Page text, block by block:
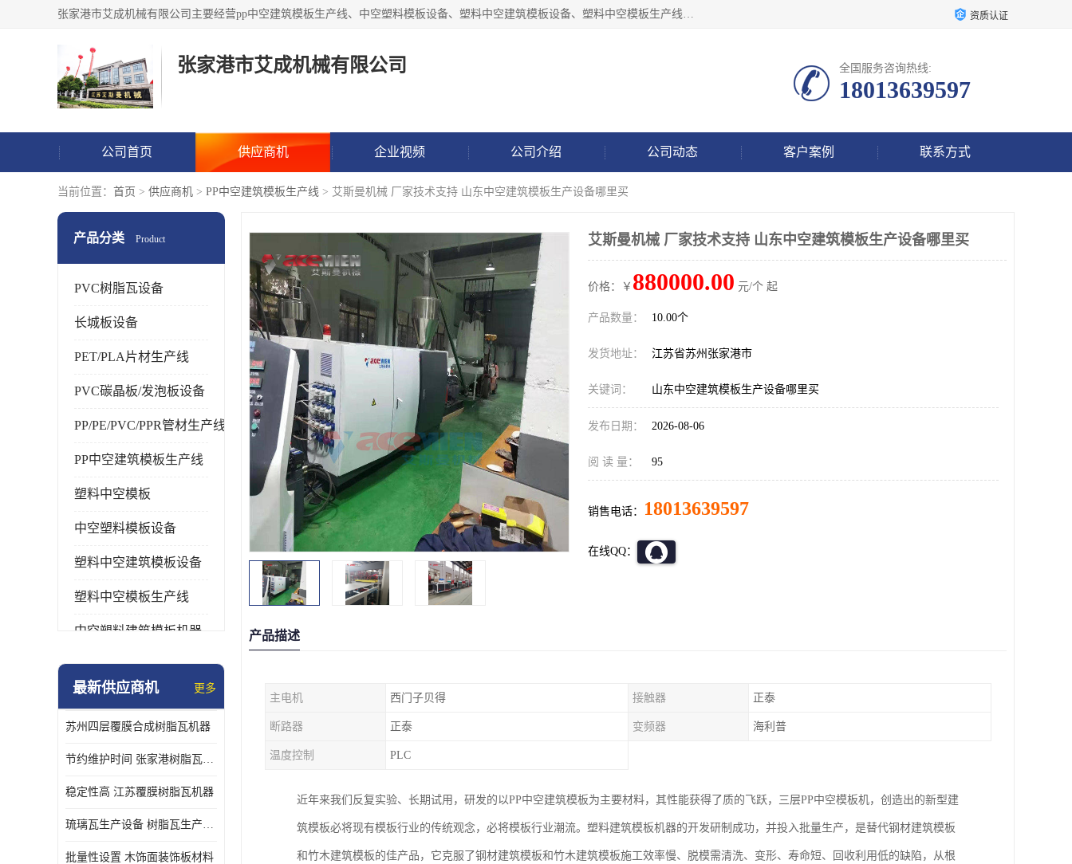
张家港市艾成机械有限公司主要经营pp中空建筑模板生产线、中空塑料模板设备、塑料中空建筑模板设备、塑料中空模板生产线、中空塑料建筑模板机器系列及相关辅机设备等。我们将不断超越自我，一如既往地为客户设计价值，竭诚为您提供更优质的技术、产品和服务！ 资质认证
张家港市艾成机械有限公司 全国服务咨询热线:
18013639597
公司首页 供应商机 企业视频 公司介绍 公司动态 客户案例 联系方式
当前位置： 首页 > 供应商机 > PP中空建筑模板生产线 > 艾斯曼机械 厂家技术支持 山东中空建筑模板生产设备哪里买
产品分类 Product
PVC树脂瓦设备
长城板设备
PET/PLA片材生产线
PVC碳晶板/发泡板设备
PP/PE/PVC/PPR管材生产线
PP中空建筑模板生产线
塑料中空模板
中空塑料模板设备
塑料中空建筑模板设备
塑料中空模板生产线
中空塑料建筑模板机器
最新供应商机 更多
苏州四层覆膜合成树脂瓦机器
节约维护时间 张家港树脂瓦小青瓦成型机
稳定性高 江苏覆膜树脂瓦机器
琉璃瓦生产设备 树脂瓦生产设备
批量性设置 木饰面装饰板材料
艾斯曼机械 厂家技术支持 山东中空建筑模板生产设备哪里买
价格：￥ 880000.00 元/个 起
产品数量： 10.00个
发货地址： 江苏省苏州张家港市
关键词： 山东中空建筑模板生产设备哪里买
发布日期： 2026-08-06
阅 读 量： 95
销售电话： 18013639597
在线QQ：
产品描述
主电机 西门子贝得 接触器 正泰
断路器 正泰 变频器 海利普
温度控制 PLC
近年来我们反复实验、长期试用，研发的以PP中空建筑模板为主要材料，其性能获得了质的飞跃，三层PP中空模板机，创造出的新型建
筑模板必将现有模板行业的传统观念，必将模板行业潮流。塑料建筑模板机器的开发研制成功，并投入批量生产，是替代钢材建筑模板
和竹木建筑模板的佳产品，它克服了钢材建筑模板和竹木建筑模板施工效率慢、脱模需清洗、变形、寿命短、回收利用低的缺陷，从根